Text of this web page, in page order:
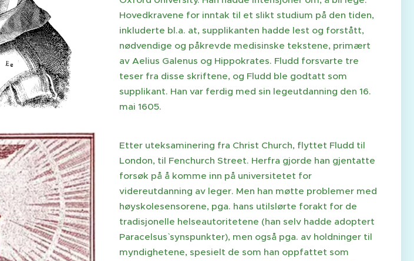
Hovedkravene for inntak til et slikt studium på den tiden,
inkluderte bl.a. at, supplikanten hadde lest og forstått,
nødvendige og påkrevde medisinske tekstene, primært
av Aelius Galenus og Hippokrates. Fludd forsvarte tre
teser fra disse skriftene, og Fludd ble godtatt som
supplikant. Han var ferdig med sin legeutdanning den 16.
mai 1605.
Etter uteksaminering fra Christ Church, flyttet Fludd til
London, til Fenchurch Street. Herfra gjorde han gjentatte
forsøk på å komme inn på universitetet for
videreutdanning av leger. Men han møtte problemer med
høyskolesensorene, pga. hans utilslørte forakt for de
tradisjonelle helseautoritetene (han selv hadde adoptert
Paracelsus` synspunkter), men også pga. av holdninger til
myndighetene, spesielt de som han oppfattet som